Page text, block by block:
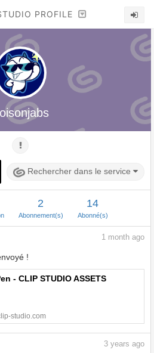
PROFILE
Rechercher dans le service
2
Abonnement(s)
14
Abonné(s)
!
1 month ago
- CLIP STUDIO ASSETS
studio.com
3 years ago